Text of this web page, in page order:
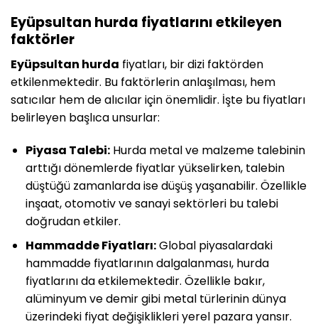
Eyüpsultan hurda fiyatlarını etkileyen
faktörler
Eyüpsultan hurda fiyatları, bir dizi faktörden
etkilenmektedir. Bu faktörlerin anlaşılması, hem
satıcılar hem de alıcılar için önemlidir. İşte bu fiyatları
belirleyen başlıca unsurlar:
Piyasa Talebi:Hurda metal ve malzeme talebinin
arttığı dönemlerde fiyatlar yükselirken, talebin
düştüğü zamanlarda ise düşüş yaşanabilir. Özellikle
inşaat, otomotiv ve sanayi sektörleri bu talebi
doğrudan etkiler.
Hammadde Fiyatları:Global piyasalardaki
hammadde fiyatlarının dalgalanması, hurda
fiyatlarını da etkilemektedir. Özellikle bakır,
alüminyum ve demir gibi metal türlerinin dünya
üzerindeki fiyat değişiklikleri yerel pazara yansır.